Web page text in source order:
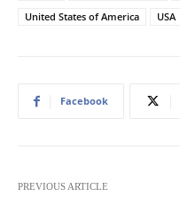
United States of America
USA
Facebook
PREVIOUS ARTICLE